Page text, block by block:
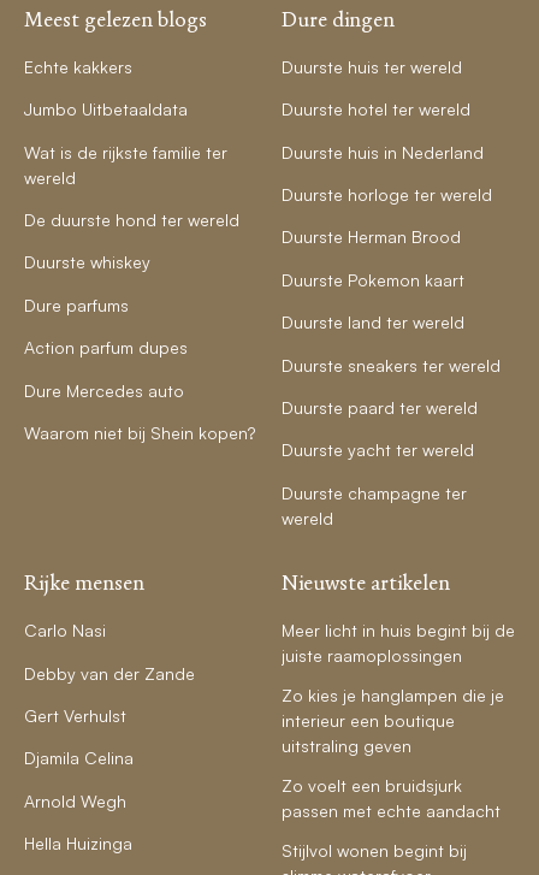
Meest gelezen blogs
Echte kakkers
Jumbo Uitbetaaldata
Wat is de rijkste familie ter
wereld
De duurste hond ter wereld
Duurste whiskey
Dure parfums
Action parfum dupes
Dure Mercedes auto
Waarom niet bij Shein kopen?
Dure dingen
Duurste huis ter wereld
Duurste hotel ter wereld
Duurste huis in Nederland
Duurste horloge ter wereld
Duurste Herman Brood
Duurste Pokemon kaart
Duurste land ter wereld
Duurste sneakers ter wereld
Duurste paard ter wereld
Duurste yacht ter wereld
Duurste champagne ter
wereld
Rijke mensen
Carlo Nasi
Debby van der Zande
Gert Verhulst
Djamila Celina
Arnold Wegh
Hella Huizinga
Nieuwste artikelen
Meer licht in huis begint bij de
juiste raamoplossingen
Zo kies je hanglampen die je
interieur een boutique
uitstraling geven
Zo voelt een bruidsjurk
passen met echte aandacht
Stijlvol wonen begint bij